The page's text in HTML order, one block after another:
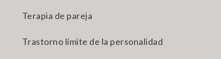
Terapia de pareja
Trastorno límite de la personalidad